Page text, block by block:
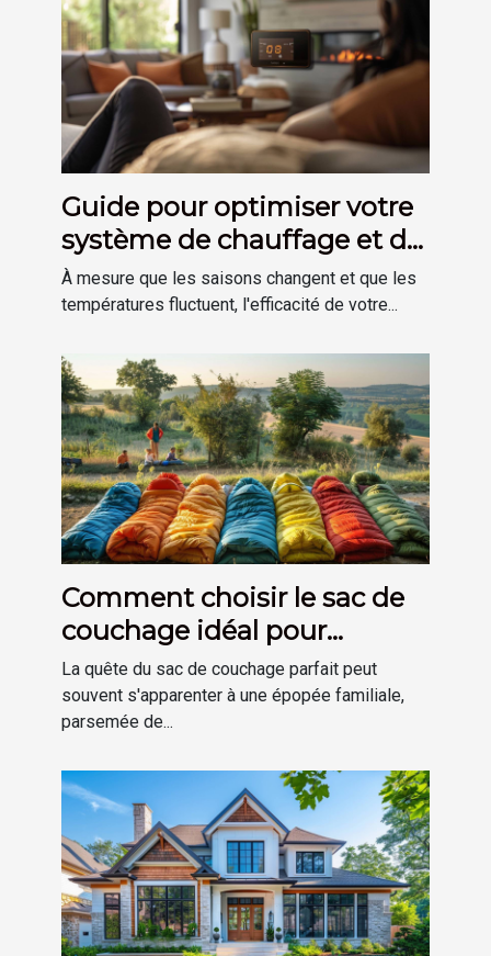
Guide pour optimiser votre
système de chauffage et de
plomberie à domicile
À mesure que les saisons changent et que les
températures fluctuent, l'efficacité de votre...
Comment choisir le sac de
couchage idéal pour
chaque membre de la
famille
La quête du sac de couchage parfait peut
souvent s'apparenter à une épopée familiale,
parsemée de...